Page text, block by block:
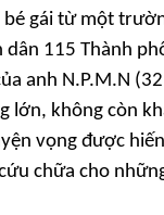
gái từ một
dân 115 Thành
anh N.P.M.N
lớn, không còn
vọng được
chữa cho